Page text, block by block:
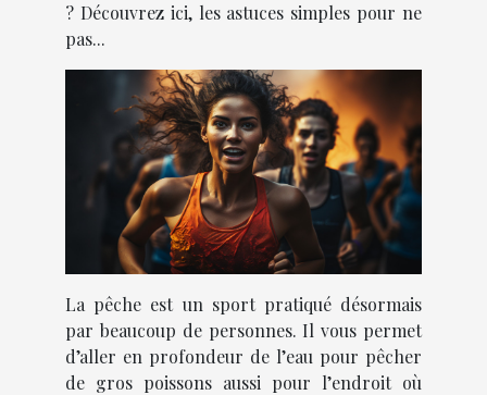
? Découvrez ici, les astuces simples pour ne
pas...
La pêche est un sport pratiqué désormais
par beaucoup de personnes. Il vous permet
d’aller en profondeur de l’eau pour pêcher
de gros poissons aussi pour l’endroit où